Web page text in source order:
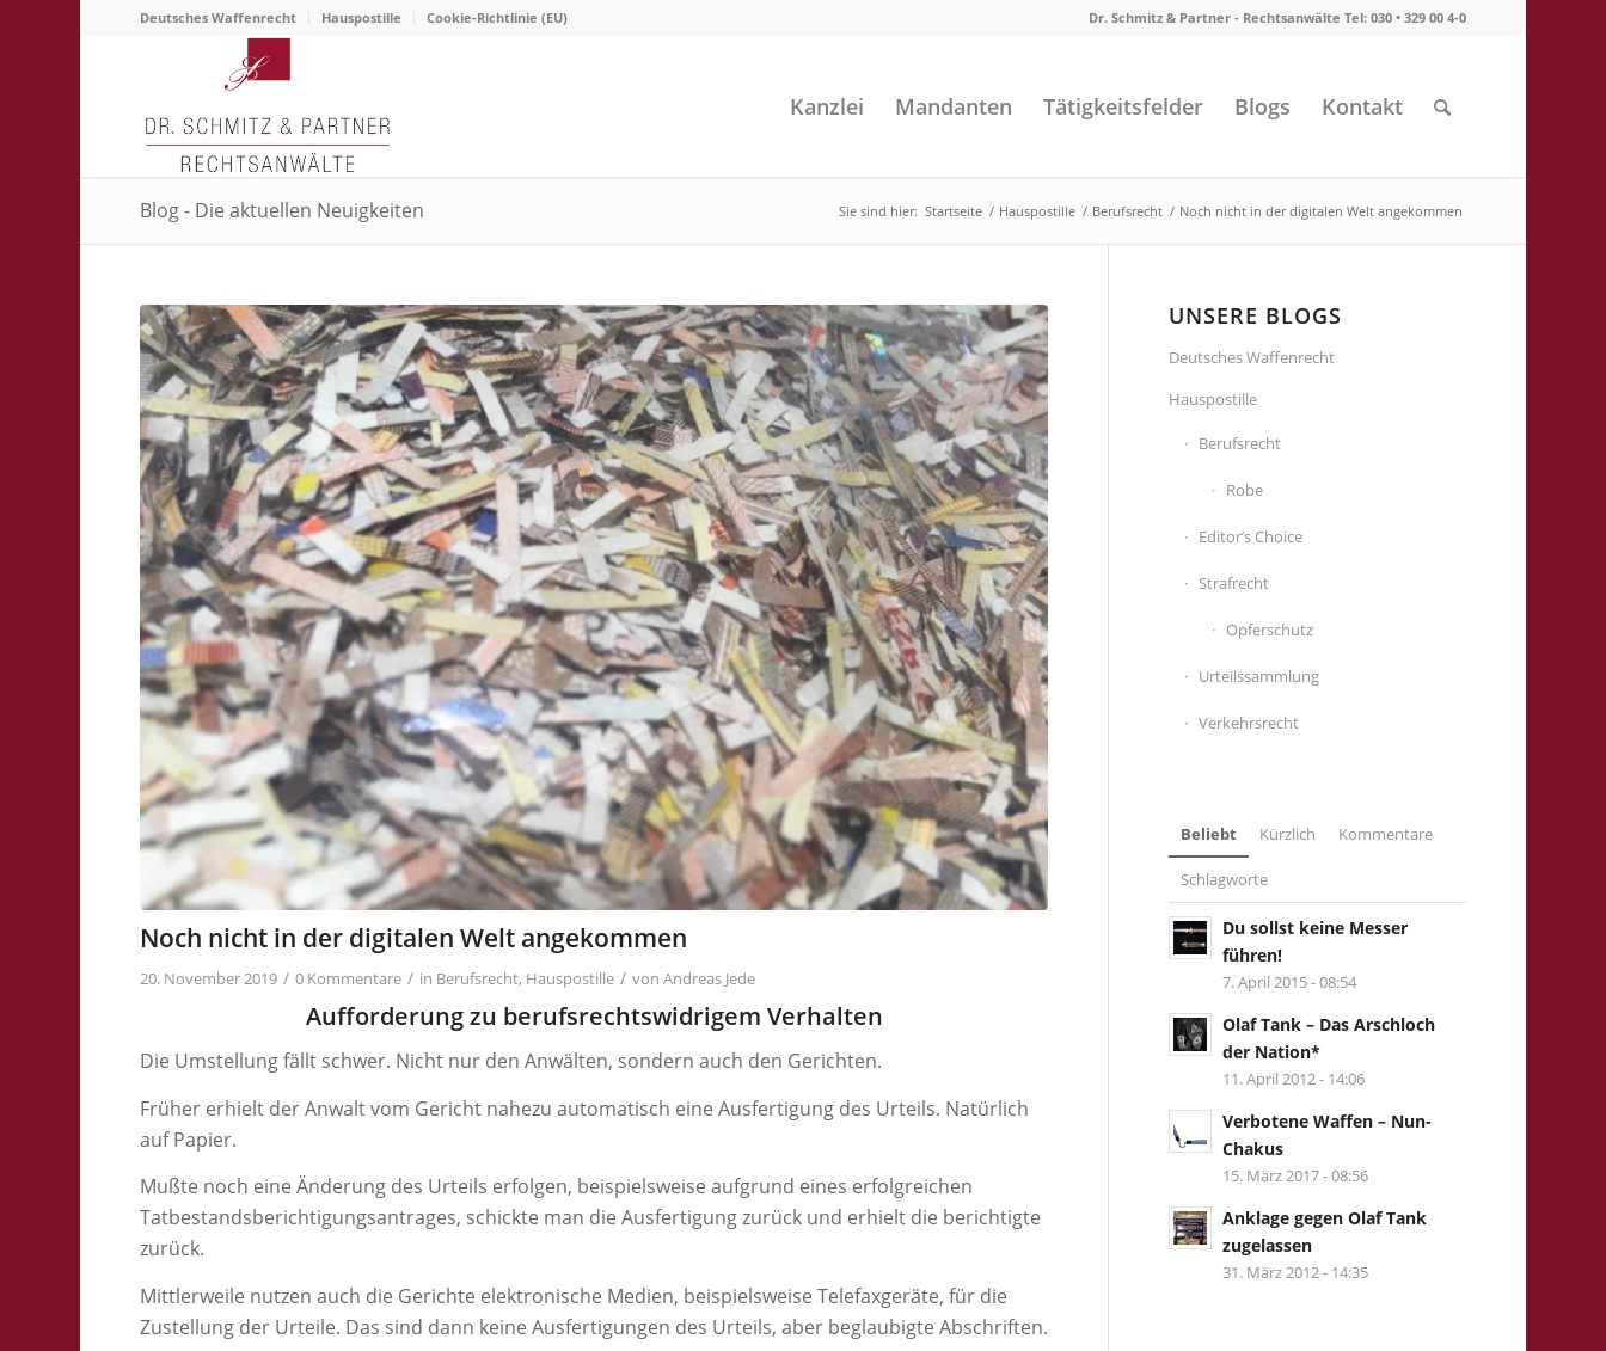
Deutsches Waffenrecht Hauspostille Cookie-Richtlinie (EU) Dr. Schmitz & Partner - Rechtsanwälte Tel: 030 • 329 00 4-0
Kanzlei Mandanten Tätigkeitsfelder Blogs Kontakt
Blog - Die aktuellen Neuigkeiten Sie sind hier: Startseite / Hauspostille / Berufsrecht / Noch nicht in der digitalen Welt angekommen
Noch nicht in der digitalen Welt angekommen
20. November 2019 / 0 Kommentare / in Berufsrecht, Hauspostille / vonAndreas Jede
Aufforderung zu berufsrechtswidrigem Verhalten
Die Umstellung fällt schwer. Nicht nur den Anwälten, sondern auch den Gerichten.
Früher erhielt der Anwalt vom Gericht nahezu automatisch eine Ausfertigung des Urteils. Natürlich
auf Papier.
Mußte noch eine Änderung des Urteils erfolgen, beispielsweise aufgrund eines erfolgreichen
Tatbestandsberichtigungsantrages, schickte man die Ausfertigung zurück und erhielt die berichtigte
zurück.
Mittlerweile nutzen auch die Gerichte elektronische Medien, beispielsweise Telefaxgeräte, für die
Zustellung der Urteile. Das sind dann keine Ausfertigungen des Urteils, aber beglaubigte Abschriften.
UNSERE BLOGS
Deutsches Waffenrecht
Hauspostille
Berufsrecht
Robe
Editor’s Choice
Strafrecht
Opferschutz
Urteilssammlung
Verkehrsrecht
Beliebt Kürzlich Kommentare
Schlagworte
Du sollst keine Messer
führen!
7. April 2015 - 08:54
Olaf Tank – Das Arschloch
der Nation*
11. April 2012 - 14:06
Verbotene Waffen – Nun-
Chakus
15. März 2017 - 08:56
Anklage gegen Olaf Tank
zugelassen
31. März 2012 - 14:35